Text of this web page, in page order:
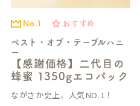
No.1 おすすめ
ベスト・オブ・テーブルハニ
ー
【感謝価格】二代目の
蜂蜜 1350gエコパック
ながさか史上、人気NO.1！